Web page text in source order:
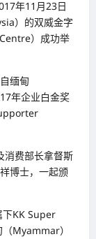
年11月23日
）的双威金字
）成功举
缅甸
年企业白金奖
消费部长拿督斯
博士，一起颁
下KK Super
Myammar）